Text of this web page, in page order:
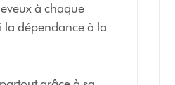
à chaque
la dépendance à la